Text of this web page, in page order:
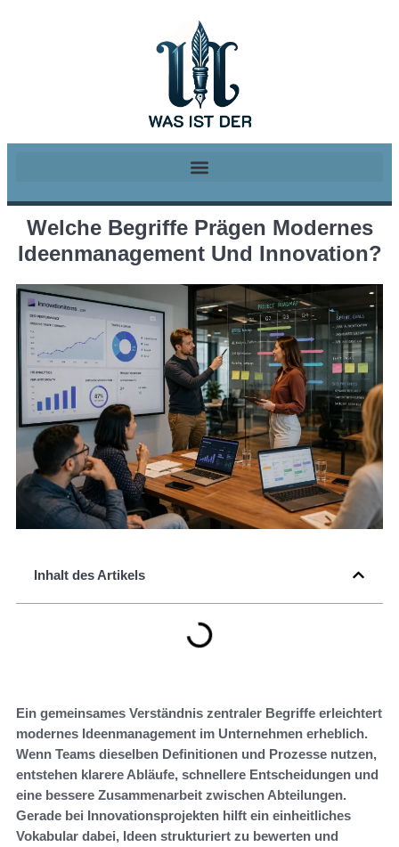
Welche Begriffe Prägen Modernes
Ideenmanagement Und Innovation?
Inhalt des Artikels
Ein gemeinsames Verständnis zentraler Begriffe erleichtert
modernes Ideenmanagement im Unternehmen erheblich.
Wenn Teams dieselben Definitionen und Prozesse nutzen,
entstehen klarere Abläufe, schnellere Entscheidungen und
eine bessere Zusammenarbeit zwischen Abteilungen.
Gerade bei Innovationsprojekten hilft ein einheitliches
Vokabular dabei, Ideen strukturiert zu bewerten und